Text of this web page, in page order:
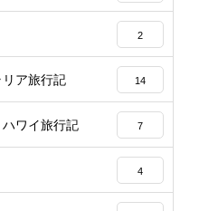
2
ア旅行記 14
ワイ旅行記 7
4